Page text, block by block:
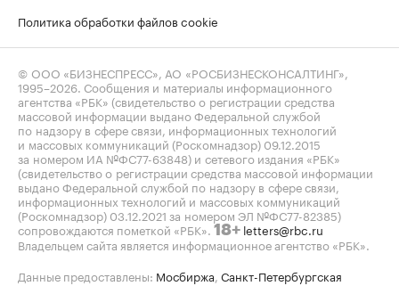
Политика обработки файлов cookie
© ООО «БИЗНЕСПРЕСС», АО «РОСБИЗНЕСКОНСАЛТИНГ»,
1995–2026. Сообщения и материалы информационного
агентства «РБК» (свидетельство о регистрации средства
массовой информации выдано Федеральной службой
по надзору в сфере связи, информационных технологий
и массовых коммуникаций (Роскомнадзор) 09.12.2015
за номером ИА №ФС77-63848) и сетевого издания «РБК»
(свидетельство о регистрации средства массовой информации
выдано Федеральной службой по надзору в сфере связи,
информационных технологий и массовых коммуникаций
(Роскомнадзор) 03.12.2021 за номером ЭЛ №ФС77-82385)
сопровождаются пометкой «РБК». 18+ letters@rbc.ru
Владельцем сайта является информационное агентство «РБК».
Данные предоставлены: Мосбиржа, Санкт-Петербургская